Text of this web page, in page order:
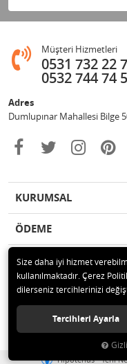
Müşteri Hizmetleri
0531 732 22
0532 744 74
Adres
Dumlupınar Mahallesi Bilge
KURUMSAL
ÖDEME
İLETİŞİM
© 2020 MAG
Hipotenüs Yeni
Size daha iyi hizmet
kullanılmaktadır. Çerez
dilerseniz tercihlerinizi
Tercihleri Ayarla